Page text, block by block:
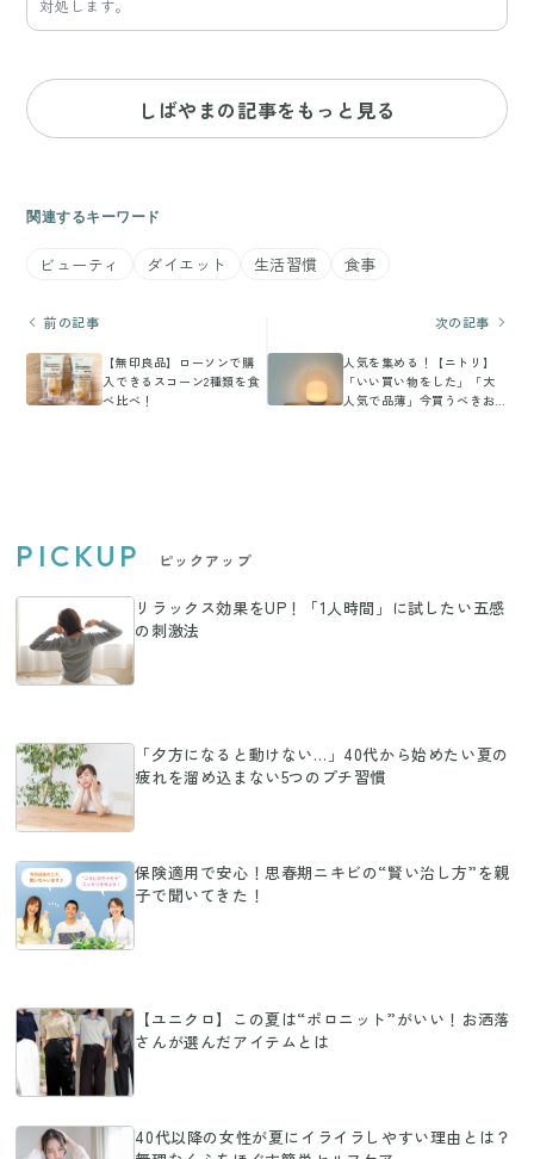
対処します。
しばやまの記事をもっと見る
関連するキーワード
ビューティ ダイエット 生活習慣 食事
前の記事
【無印良品】ローソンで購
入できるスコーン2種類を食
べ比べ！
次の記事
人気を集める！【ニトリ】
「いい買い物をした」「大
人気で品薄」今買うべきお
PICKUP ピックアップ
リラックス効果をUP！「1人時間」に試したい五感
の刺激法
「夕方になると動けない…」40代から始めたい夏の
疲れを溜め込まない5つのプチ習慣
保険適用で安心！思春期ニキビの“賢い治し方”を親
子で聞いてきた！
【ユニクロ】この夏は“ポロニット”がいい！お洒落
さんが選んだアイテムとは
40代以降の女性が夏にイライラしやすい理由とは？